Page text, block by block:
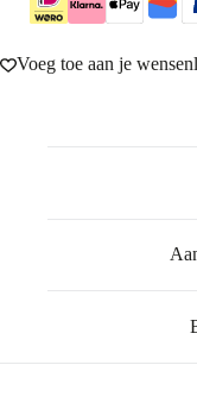
Voeg toe aan je